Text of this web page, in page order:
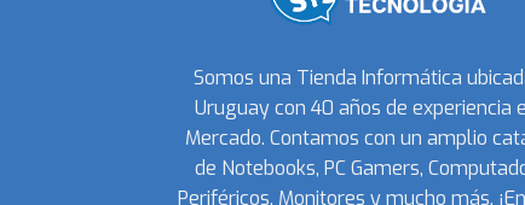
Somos una Tienda Informática
Uruguay con 40 años de experiencia
Mercado. Contamos con un amplio
de Notebooks, PC Gamers,
Periféricos, Monitores y mucho más.